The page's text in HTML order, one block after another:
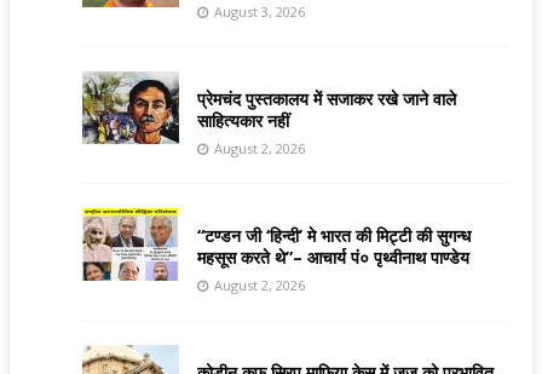
August 3, 2026
प्रेमचंद पुस्तकालय में सजाकर रखे जाने वाले
साहित्यकार नहीं
August 2, 2026
“टण्डन जी ‘हिन्दी’ मे भारत की मिट्टी की सुगन्ध
महसूस करते थे”– आचार्य पं० पृथ्वीनाथ पाण्डेय
August 2, 2026